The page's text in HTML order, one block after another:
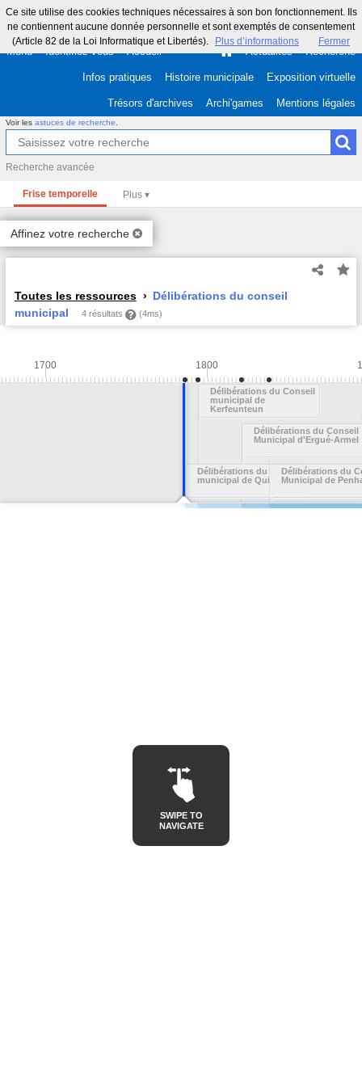
Ce site utilise des cookies techniques nécessaires à son bon fonctionnement. Ils
ne contiennent aucune donnée personnelle et sont exemptés de consentement
(Article 82 de la Loi Informatique et Libertés).
Plus d’informations Fermer
Menu Identifiez-vous Accueil Actualités Recherche
Infos pratiques Histoire municipale Exposition virtuelle
Trésors d'archives Archi'games Mentions légales
Voir les astuces de recherche
Recherche avancée
Frise temporelle
Affinez votre recherche
Toutes les ressources
Délibérations du conseil
municipal
4 résultats (4ms)
SWIPE TO
NAVIGATE
Délibérations du conseil
municipal de Quimper
Délibérations du Conseil
municipal de
Kerfeunteun
Délibérations du Conseil
Municipal d'Ergué-Armel
Délibérations du
Municipal de
1700 1800